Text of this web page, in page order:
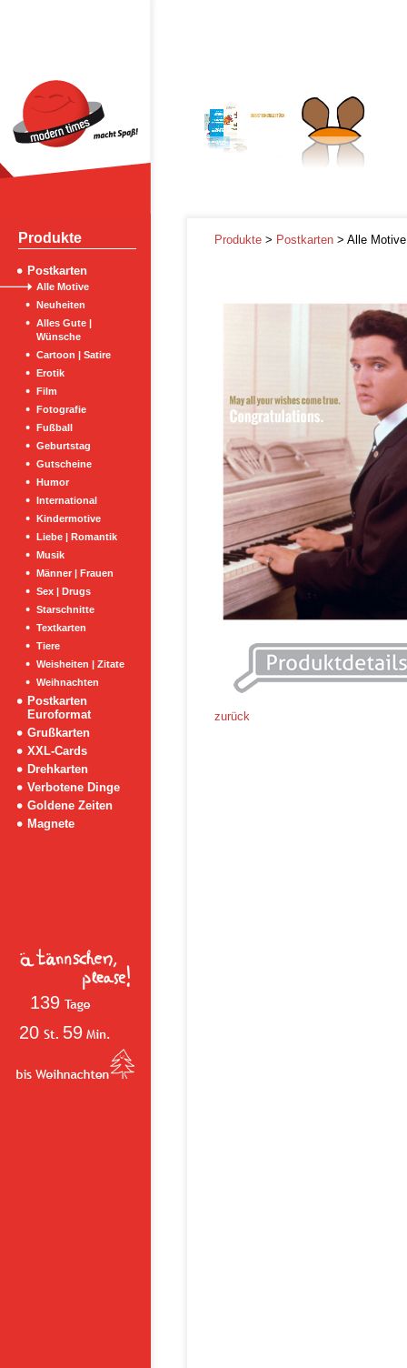
Produkte
Postkarten
Alle Motive
Neuheiten
Alles Gute |
Wünsche
Cartoon | Satire
Erotik
Film
Fotografie
Fußball
Geburtstag
Gutscheine
Humor
International
Kindermotive
Liebe | Romantik
Musik
Männer | Frauen
Sex | Drugs
Starschnitte
Textkarten
Tiere
Weisheiten | Zitate
Weihnachten
Postkarten
Euroformat
Grußkarten
XXL-Cards
Drehkarten
Verbotene Dinge
Goldene Zeiten
Magnete
139
20
59
Produkte > Postkarten > Alle Motive
zurück